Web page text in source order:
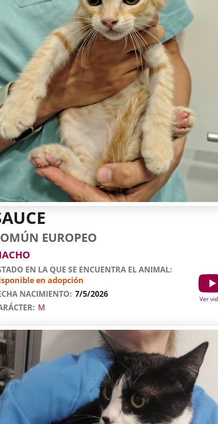
EUROPEO
EN LA QUE SE ENCUENTRA EL ANIMAL
en adopción
NACIMIENTO 7/5/2026
M
Ver
Show